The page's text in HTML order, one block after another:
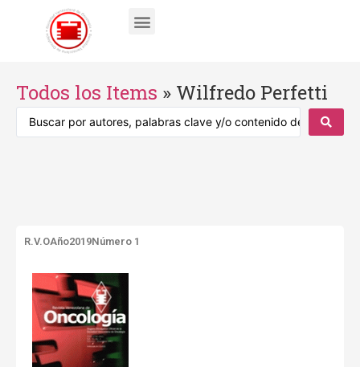
Todos los Items » Wilfredo Perfetti
R.V.OAño2019Número 1